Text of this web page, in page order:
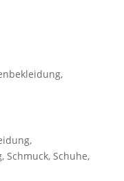
,
,
,Schmuck,Schuhe,